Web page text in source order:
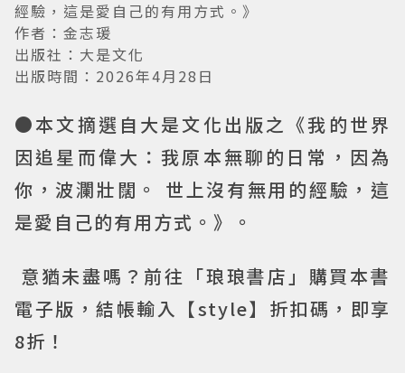
經驗，這是愛自己的有用方式。》
作者：金志瑗
出版社：大是文化
出版時間：2026年4月28日
●本文摘選自大是文化出版之《我的世界
因追星而偉大：我原本無聊的日常，因為
你，波瀾壯闊。 世上沒有無用的經驗，這
是愛自己的有用方式。》。
意猶未盡嗎？前往「琅琅書店」購買本書
電子版，結帳輸入【style】折扣碼，即享
8折！